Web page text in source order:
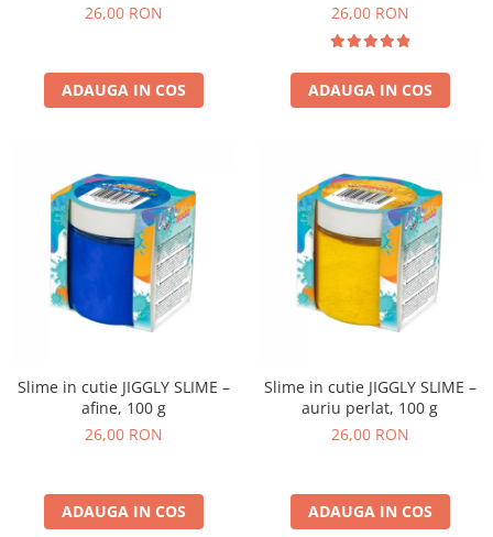
26,00 RON
ADAUGA IN COS
26,00 RON
ADAUGA IN COS
Slime in cutie JIGGLY SLIME –
afine, 100 g
26,00 RON
ADAUGA IN COS
Slime in cutie JIGGLY SLIME –
auriu perlat, 100 g
26,00 RON
ADAUGA IN COS